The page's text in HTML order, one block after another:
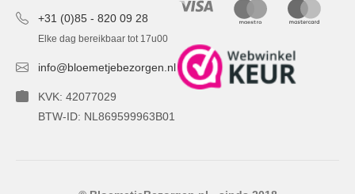
+31 (0)85 - 820 09 28
Elke dag bereikbaar tot 17u00
info@bloemetjebezorgen.nl
KVK: 42077029
BTW-ID: NL869599963B01